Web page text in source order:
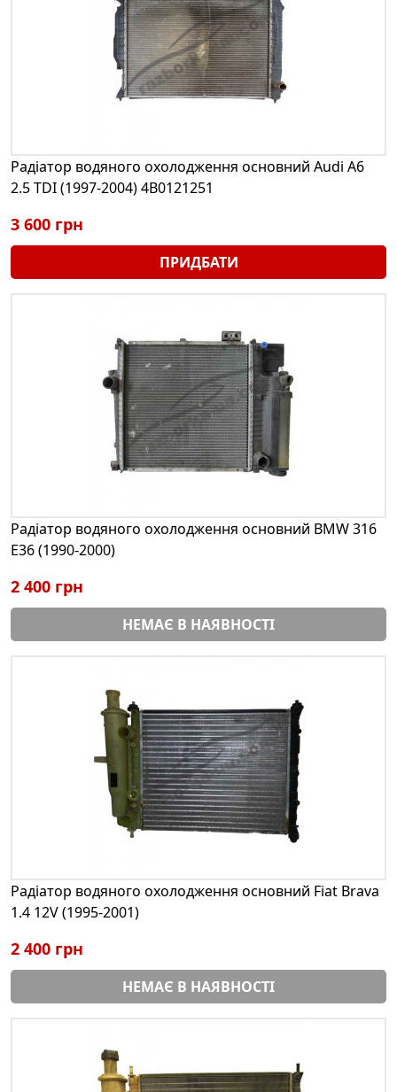
Радіатор водяного охолодження основний Audi A6
2.5 TDI (1997-2004) 4B0121251
3 600 грн
ПРИДБАТИ
Радіатор водяного охолодження основний BMW 316
E36 (1990-2000)
2 400 грн
НЕМАЄ В НАЯВНОСТІ
Радіатор водяного охолодження основний Fiat Brava
1.4 12V (1995-2001)
2 400 грн
НЕМАЄ В НАЯВНОСТІ